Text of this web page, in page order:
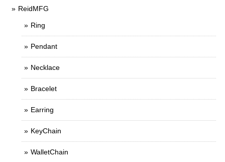
ReidMFG
Ring
Pendant
Necklace
Bracelet
Earring
KeyChain
WalletChain